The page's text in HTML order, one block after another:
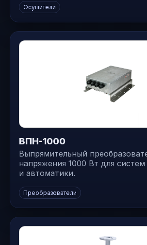
Осушители
ВПН-1000
Выпрямительный
напряжения 1000 Вт для систем
и автоматики.
Преобразователи